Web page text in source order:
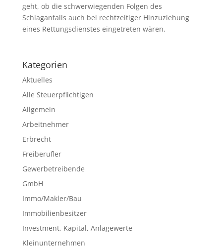
geht, ob die schwerwiegenden Folgen des
Schlaganfalls auch bei rechtzeitiger Hinzuziehung
eines Rettungsdienstes eingetreten wären.
Kategorien
Aktuelles
Alle Steuerpflichtigen
Allgemein
Arbeitnehmer
Erbrecht
Freiberufler
Gewerbetreibende
GmbH
Immo/Makler/Bau
Immobilienbesitzer
Investment, Kapital, Anlagewerte
Kleinunternehmen